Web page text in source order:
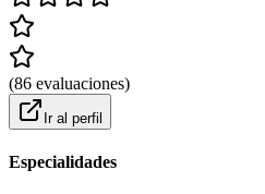
(86 evaluaciones)
Ir al perfil
Especialidades